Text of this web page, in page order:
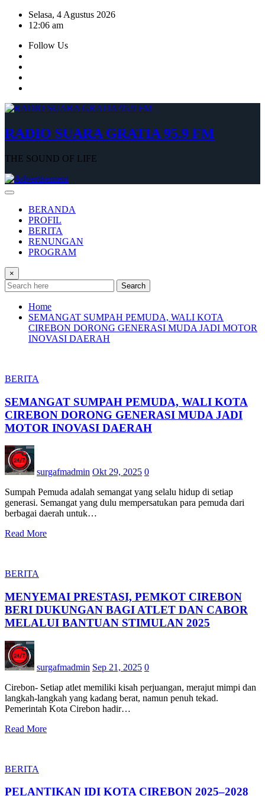
Skip
Selasa, 4 Agustus 2026
12:06 am
Follow Us
RADIO SUARA GRATIA 95.9 FM
THE SOUND OF LIFE
BERANDA
PROFIL
BERITA
RENUNGAN
PROGRAM
×
Search
Home
SEMANGAT SUMPAH PEMUDA, WALI KOTA
CIREBON DORONG GENERASI MUDA JADI MOTOR
INOVASI DAERAH
BERITA
SEMANGAT SUMPAH PEMUDA, WALI KOTA
CIREBON DORONG GENERASI MUDA JADI
MOTOR INOVASI DAERAH
surgafmadmin Okt 29, 2025 0
Sumpah Pemuda adalah semangat yang selalu hidup di setiap
generasi. Semangat yang dulu mempersatukan para pemuda dari
berbagai daerah untuk…
Read More
BERITA
MENYEMAI PRESTASI, PEMKOT CIREBON
BERI DUKUNGAN BAGI ATLET DAN CABOR
MELALUI BANTUAN STIMULAN 2025
surgafmadmin Sep 21, 2025 0
Cirebon- Setiap atlet memiliki kisah perjuangan, merajut mimpi dan
langkah-langkah yang kadang berat, namun penuh tekad.
Pemerintah Kota Cirebon hadir…
Read More
BERITA
PELANTIKAN IDI KOTA CIREBON 2025–2028